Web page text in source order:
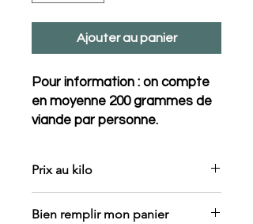
Ajouter au panier
Pour information : on compte
en moyenne 200 grammes de
viande par personne.
Prix au kilo
Bien remplir mon panier